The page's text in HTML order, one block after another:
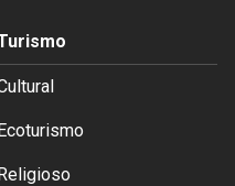
Ecoturismo
Religioso